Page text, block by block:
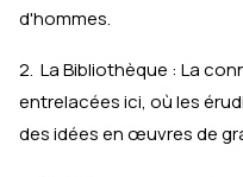
d'hommes.
2. La Bibliothèque : La
entrelacées ici, où les
des idées en œuvres de